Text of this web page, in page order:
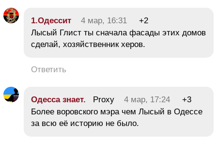
1.Одессит 4 мар, 16:31
+2
Лысый Глист ты сначала фасады этих домов
сделай, хозяйственник херов.
Ответить
Одесса знает. Proxy 4 мар, 17:24
+3
Более воровского мэра чем Лысый в Одессе
за всю её историю не было.